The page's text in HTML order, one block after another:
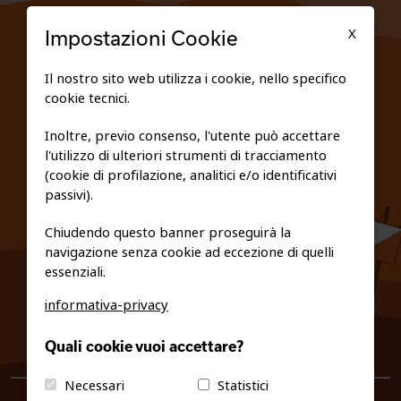
PRIVACY E COOKIE POLICY
info@fiso.it|fiso@pec-mail.eu
X
Impostazioni Cookie
Il nostro sito web utilizza i cookie, nello specifico
cookie tecnici.
Inoltre, previo consenso, l'utente può accettare
l'utilizzo di ulteriori strumenti di tracciamento
(cookie di profilazione, analitici e/o identificativi
passivi).
Chiudendo questo banner proseguirà la
navigazione senza cookie ad eccezione di quelli
essenziali.
informativa-privacy
Quali cookie vuoi accettare?
Necessari Statistici